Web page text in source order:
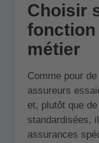
Choisir
fonction
métier
Comme pour
assureurs
et, plutôt que
standardisées,
assurances